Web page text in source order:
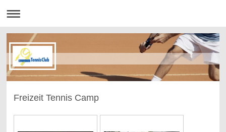
Freizeit Tennis Camp